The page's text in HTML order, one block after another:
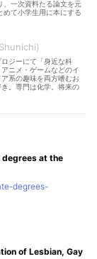
、一次資料たる論文を元
めて小学生用に本にする
ジーにて「身近な科
ニメ・ゲームなどのイ
系の趣味を両方嗜むお
。専門は化学。将来の
degrees at the
degrees-
of Lesbian, Gay